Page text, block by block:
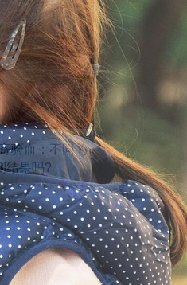
验血：不同的
结果吗?